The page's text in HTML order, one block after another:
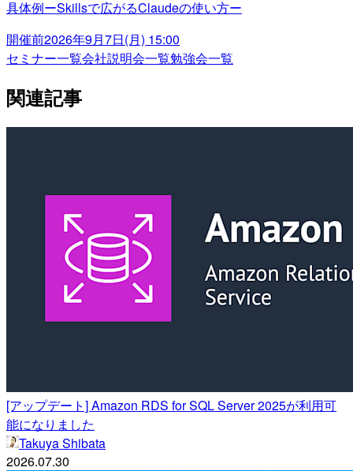
具体例ーSkillsで広がるClaudeの使い方ー
開催前2026年9月7日(月) 15:00
セミナー一覧会社説明会一覧勉強会一覧
関連記事
[アップデート] Amazon RDS for SQL Server 2025が利用可
能になりました
Takuya Shibata
2026.07.30